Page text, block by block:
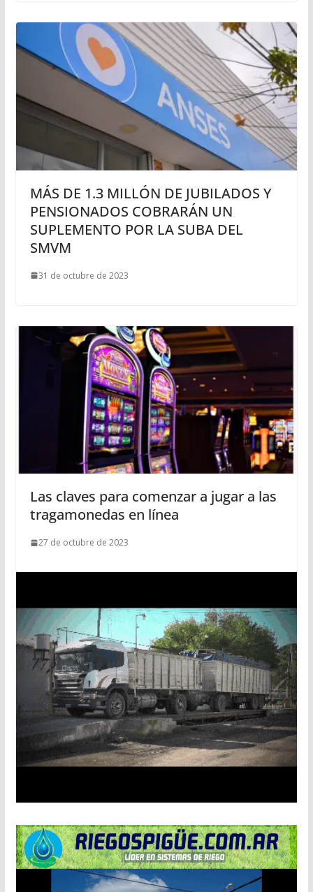
MÁS DE 1.3 MILLÓN DE JUBILADOS Y
PENSIONADOS COBRARÁN UN
SUPLEMENTO POR LA SUBA DEL
SMVM
31 de octubre de 2023
Las claves para comenzar a jugar a las
tragamonedas en línea
27 de octubre de 2023